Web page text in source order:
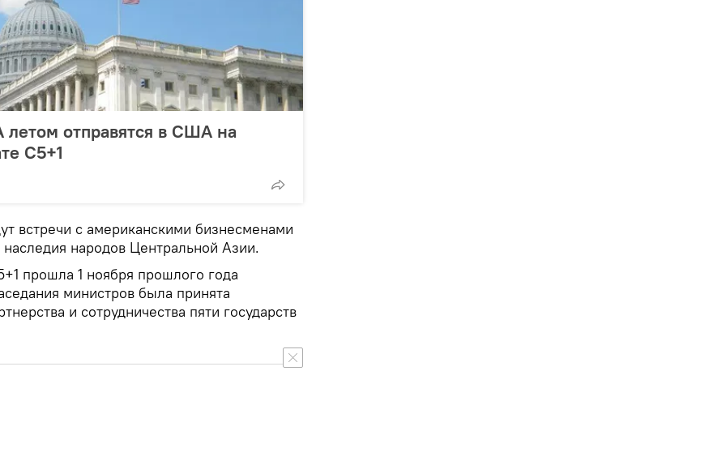
отправятся в США на
С5+1
встречи с американскими бизнесменами
наследия народов Центральной Азии.
прошла 1 ноября прошлого года
министров была принята
и сотрудничества пяти государств